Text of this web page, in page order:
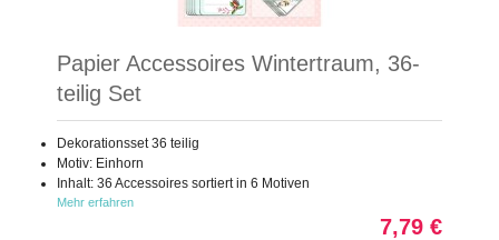
Papier Accessoires Wintertraum, 36-
teilig Set
Dekorationsset 36 teilig
Motiv: Einhorn
Inhalt: 36 Accessoires sortiert in 6 Motiven
Mehr erfahren
7,79 €